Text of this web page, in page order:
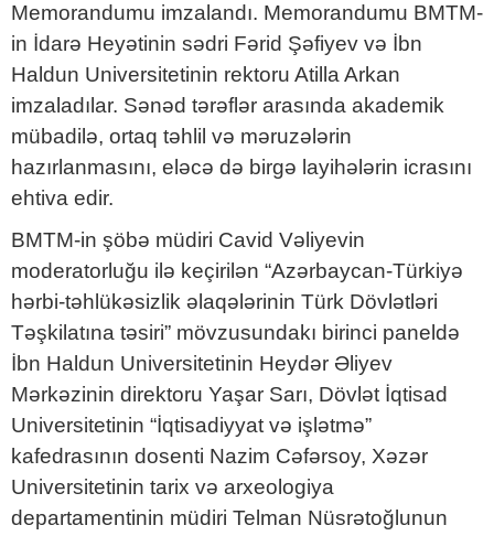
Memorandumu imzalandı. Memorandumu BMTM-
in İdarə Heyətinin sədri Fərid Şəfiyev və İbn
Haldun Universitetinin rektoru Atilla Arkan
imzaladılar. Sənəd tərəflər arasında akademik
mübadilə, ortaq təhlil və məruzələrin
hazırlanmasını, eləcə də birgə layihələrin icrasını
ehtiva edir.
BMTM-in şöbə müdiri Cavid Vəliyevin
moderatorluğu ilə keçirilən “Azərbaycan-Türkiyə
hərbi-təhlükəsizlik əlaqələrinin Türk Dövlətləri
Təşkilatına təsiri” mövzusundakı birinci paneldə
İbn Haldun Universitetinin Heydər Əliyev
Mərkəzinin direktoru Yaşar Sarı, Dövlət İqtisad
Universitetinin “İqtisadiyyat və işlətmə”
kafedrasının dosenti Nazim Cəfərsoy, Xəzər
Universitetinin tarix və arxeologiya
departamentinin müdiri Telman Nüsrətoğlunun